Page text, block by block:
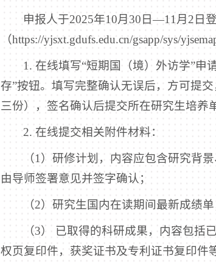
申报人于2025年10月30日—11月2日
（https://yjsxt.gdufs.edu.cn/gsapp/sys/
1. 在线填写“短期国（境）外访学”申
存”按钮。填写完整确认无误后，方可提
三份），签名确认后提交所在研究生培养
2. 在线提交相关附件材料：
（1）研修计划，内容应包含研究背
由导师签署意见并签字确认；
（2）研究生国内在读期间最新成绩单
（3） 已取得的科研成果，内容包
权页复印件，获奖证书及专利证书复印件